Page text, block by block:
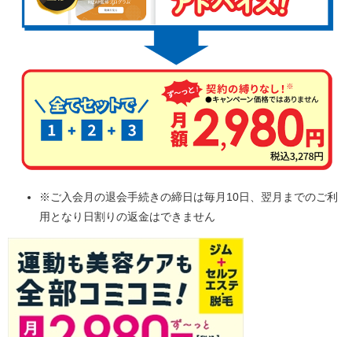
※ご入会月の退会手続きの締日は毎月10日、翌月までのご利
用となり日割りの返金はできません